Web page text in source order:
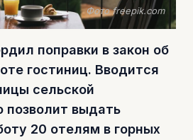
Фото freepik.com
поправки в закон об
гостиниц. Вводится
сельской
позволит выдать
20 отелям в горных